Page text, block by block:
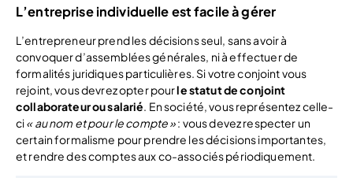
L’entreprise individuelle est facile à gérer
L’entrepreneur prend les décisions seul, sans avoir à
convoquer d’assemblées générales, ni à effectuer de
formalités juridiques particulières. Si votre conjoint vous
rejoint, vous devrez opter pourle statut de conjoint
collaborateur ou salarié. En société, vous représentez celle-
ci« au nom et pour le compte »: vous devez respecter un
certain formalisme pour prendre les décisions importantes,
et rendre des comptes aux co-associés périodiquement.